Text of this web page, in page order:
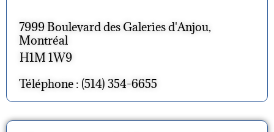
7999 Boulevard des Galeries d'Anjou,
Montréal
H1M 1W9
Téléphone : (514) 354-6655